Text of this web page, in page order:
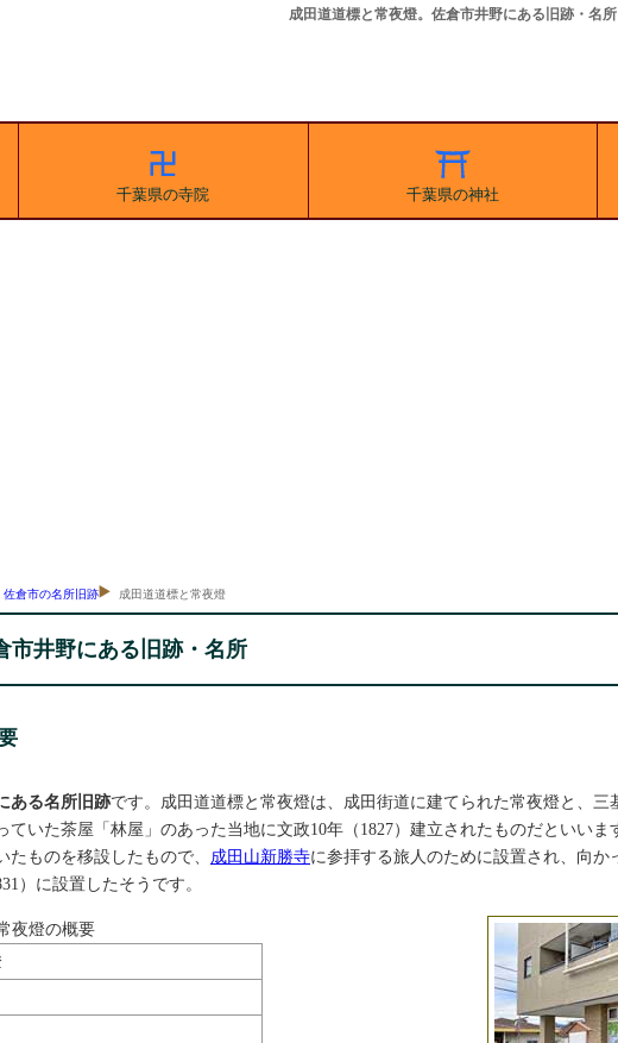
成田道道標と常夜燈。佐倉市井野にある旧跡・名所
千葉県の寺院 千葉県の神社
佐倉市の名所旧跡 成田道道標と常夜燈
市井野にある旧跡・名所
ある名所旧跡です。成田道道標と常夜燈は、成田街道に建てられた常夜燈と、三
ていた茶屋「林屋」のあった当地に文政10年（1827）建立されたものだといいま
ものを移設したもので、 成田山新勝寺に参拝する旅人のために設置され、向か
）に設置したそうです。
夜燈の概要